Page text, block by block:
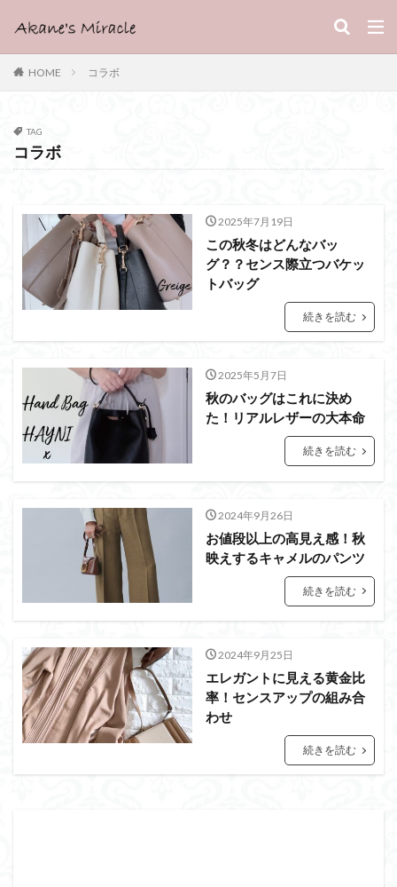
HOME コラボ
TAG
コラボ
2025年7月19日
この秋冬はどんなバッ
グ？？センス際立つバケッ
トバッグ
続きを読む
2025年5月7日
秋のバッグはこれに決め
た！リアルレザーの大本命
続きを読む
2024年9月26日
お値段以上の高見え感！秋
映えするキャメルのパンツ
続きを読む
2024年9月25日
エレガントに見える黄金比
率！センスアップの組み合
わせ
続きを読む